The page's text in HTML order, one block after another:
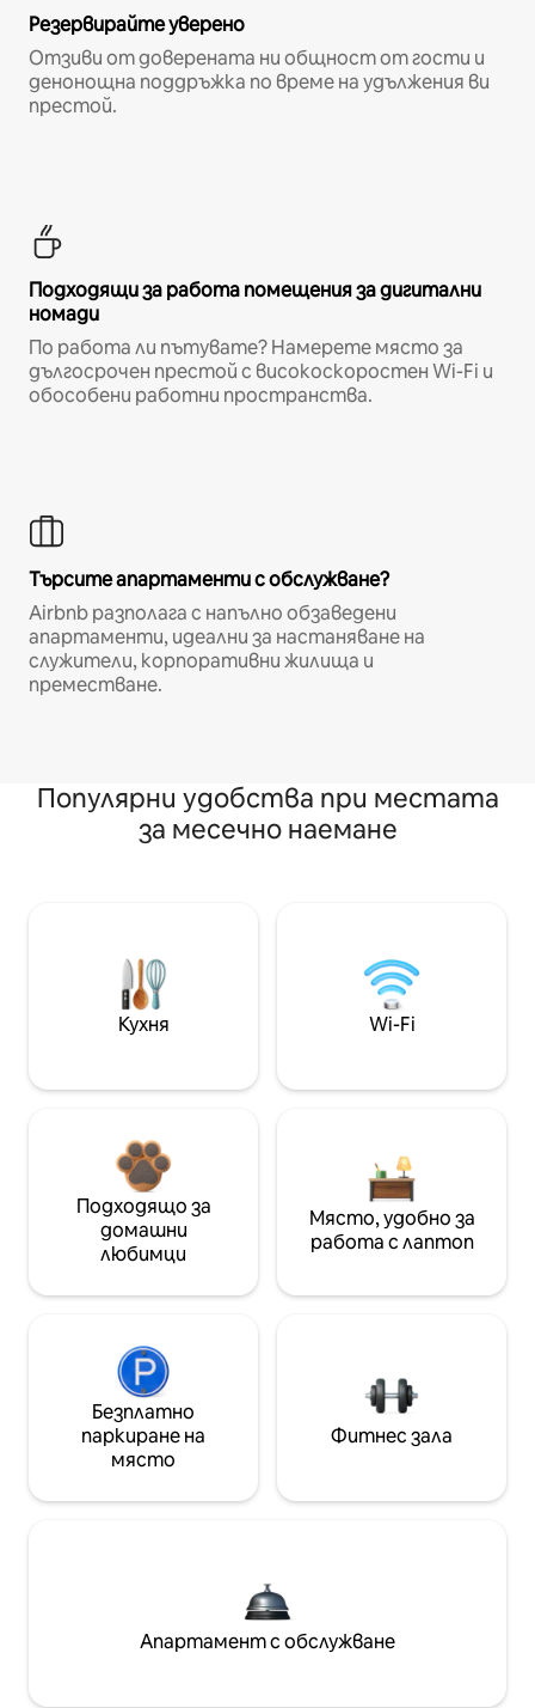
Резервирайте уверено
Отзиви от доверената ни общност от гости и
денонощна поддръжка по време на удължения ви
престой.
Подходящи за работа помещения за дигитални
номади
По работа ли пътувате? Намерете място за
дългосрочен престой с високоскоростен Wi-Fi и
обособени работни пространства.
Търсите апартаменти с обслужване?
Airbnb разполага с напълно обзаведени
апартаменти, идеални за настаняване на
служители, корпоративни жилища и
преместване.
Популярни удобства при местата
за месечно наемане
Кухня Wi-Fi
Подходящо за
домашни
любимци
Място, удобно за
работа с лаптоп
Безплатно
паркиране на
място
Фитнес зала
Апартамент с обслужване